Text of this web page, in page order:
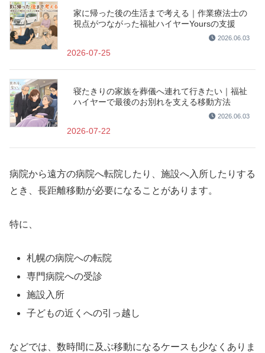
家に帰った後の生活まで考える｜作業療法士の
視点がつながった福祉ハイヤーYoursの支援
2026.06.03
2026-07-25
寝たきりの家族を葬儀へ連れて行きたい｜福祉
ハイヤーで最後のお別れを支える移動方法
2026.06.03
2026-07-22
病院から遠方の病院へ転院したり、施設へ入所したりする
とき、長距離移動が必要になることがあります。
特に、
札幌の病院への転院
専門病院への受診
施設入所
子どもの近くへの引っ越し
などでは、数時間に及ぶ移動になるケースも少なくありま